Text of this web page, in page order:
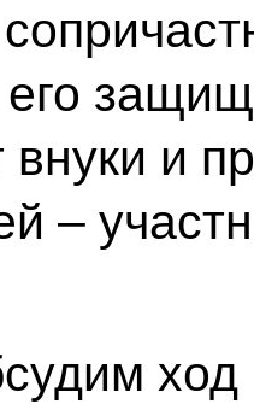
его
и
–